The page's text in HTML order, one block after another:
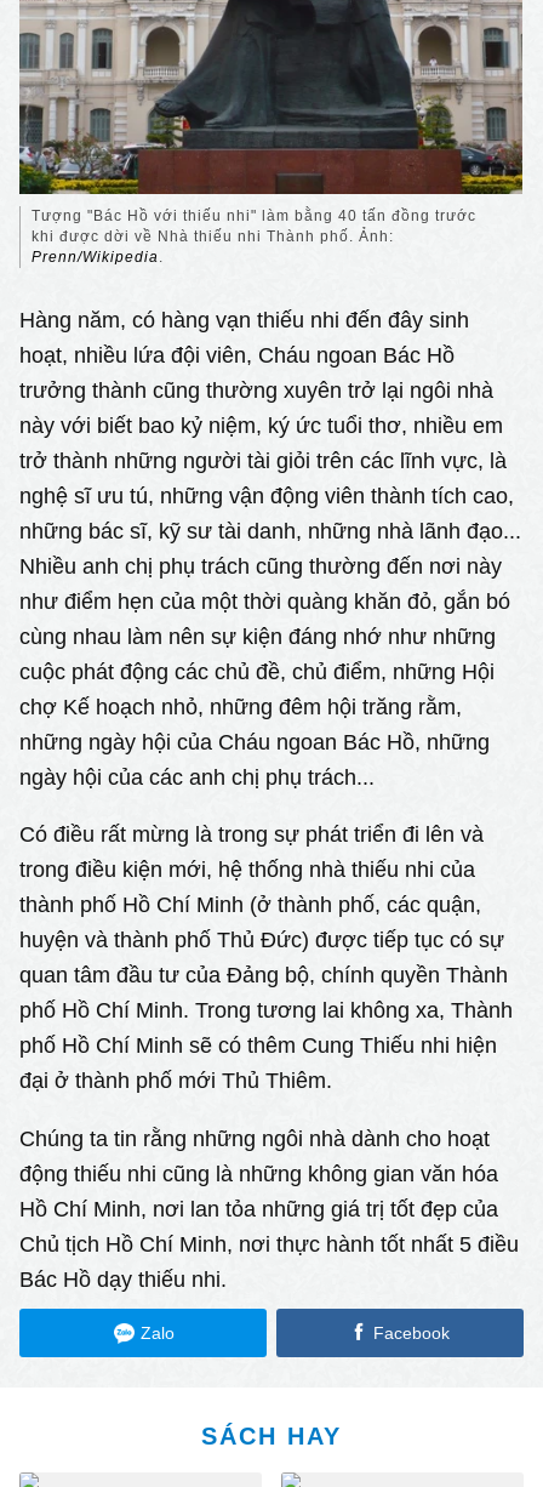
Tượng "Bác Hồ với thiếu nhi" làm bằng 40 tấn đồng trước
khi được dời về Nhà thiếu nhi Thành phố. Ảnh:
Prenn/Wikipedia
Hàng năm, có hàng vạn thiếu nhi đến đây sinh
hoạt, nhiều lứa đội viên, Cháu ngoan Bác Hồ
trưởng thành cũng thường xuyên trở lại ngôi nhà
này với biết bao kỷ niệm, ký ức tuổi thơ, nhiều em
trở thành những người tài giỏi trên các lĩnh vực, là
nghệ sĩ ưu tú, những vận động viên thành tích cao,
những bác sĩ, kỹ sư tài danh, những nhà lãnh đạo...
Nhiều anh chị phụ trách cũng thường đến nơi này
như điểm hẹn của một thời quàng khăn đỏ, gắn bó
cùng nhau làm nên sự kiện đáng nhớ như những
cuộc phát động các chủ đề, chủ điểm, những Hội
chợ Kế hoạch nhỏ, những đêm hội trăng rằm,
những ngày hội của Cháu ngoan Bác Hồ, những
ngày hội của các anh chị phụ trách...
Có điều rất mừng là trong sự phát triển đi lên và
trong điều kiện mới, hệ thống nhà thiếu nhi của
thành phố Hồ Chí Minh (ở thành phố, các quận,
huyện và thành phố Thủ Đức) được tiếp tục có sự
quan tâm đầu tư của Đảng bộ, chính quyền Thành
phố Hồ Chí Minh. Trong tương lai không xa, Thành
phố Hồ Chí Minh sẽ có thêm Cung Thiếu nhi hiện
đại ở thành phố mới Thủ Thiêm.
Chúng ta tin rằng những ngôi nhà dành cho hoạt
động thiếu nhi cũng là những không gian văn hóa
Hồ Chí Minh, nơi lan tỏa những giá trị tốt đẹp của
Chủ tịch Hồ Chí Minh, nơi thực hành tốt nhất 5 điều
Bác Hồ dạy thiếu nhi.
Zalo Facebook
SÁCH HAY